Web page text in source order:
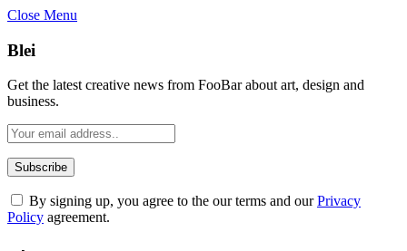
Close Menu
Blei
Get the latest creative news from FooBar about art, design and
business.
By signing up, you agree to the our terms and ourPrivacy
Policy agreement.